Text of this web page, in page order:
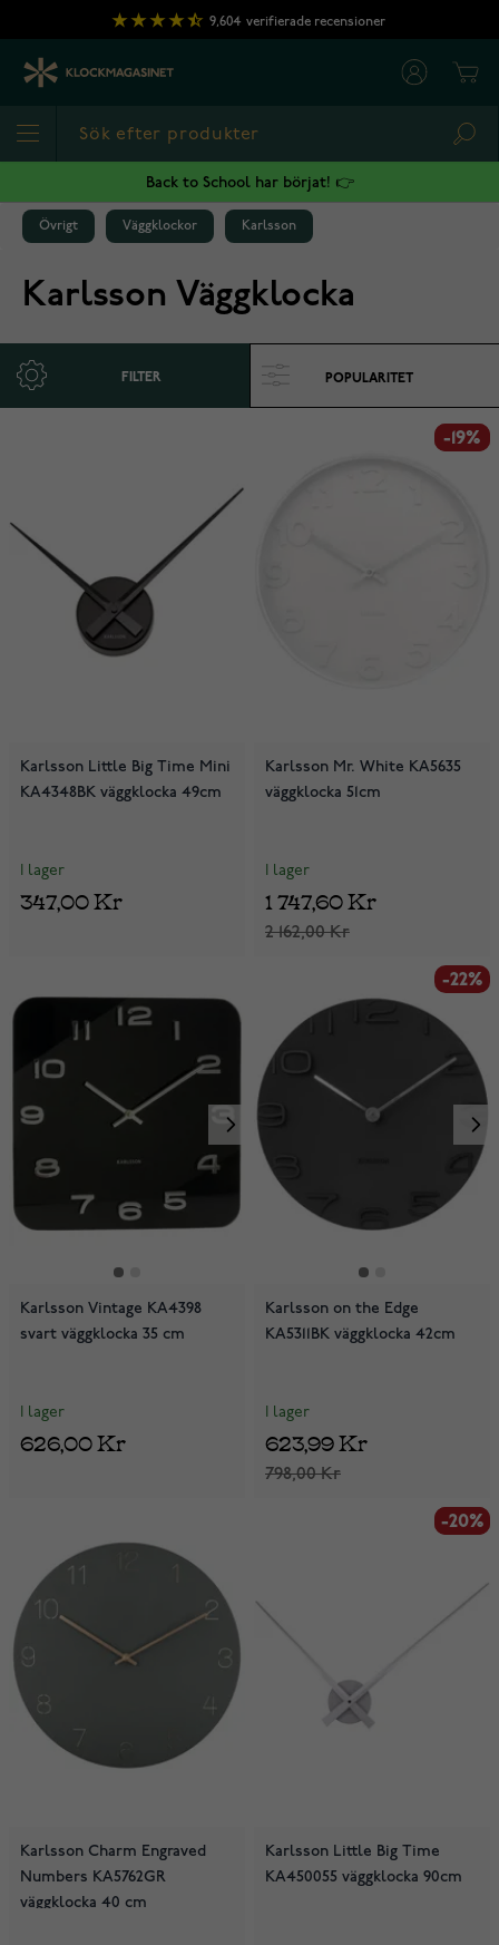
Hoppa till innehållet
9,604 verifierade recensioner
Back to School har börjat! 👉
Övrigt Väggklockor Karlsson
Karlsson Väggklocka
FILTER
Karlsson Little Big Time Mini
KA4348BK väggklocka 49cm
I lager
347,00 Kr
-19%
-19%
Karlsson Mr. White KA5635
väggklocka 51cm
I lager
2 162,00 Kr
1 747,60 Kr
Karlsson Vintage KA4398
svart väggklocka 35 cm
I lager
626,00 Kr
-22%
Karlsson on the Edge
KA5311BK väggklocka 42cm
I lager
798,00 Kr
623,99 Kr
Karlsson Charm Engraved
Numbers KA5762GR
väggklocka 40 cm
-20%
-20%
Karlsson Little Big Time
KA450055 väggklocka 90cm